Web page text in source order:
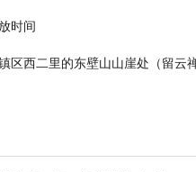
时间
区西二里的东壁山山崖处（留云